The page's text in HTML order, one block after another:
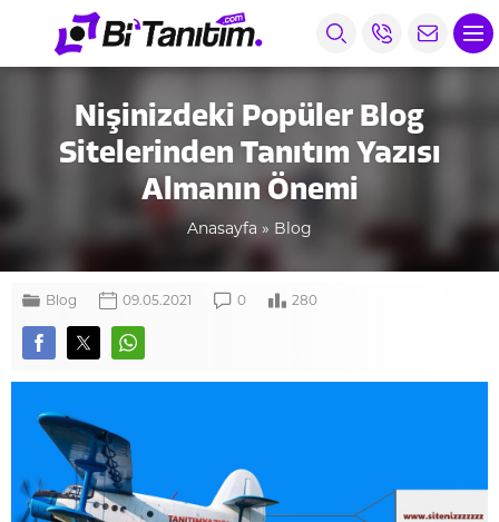
Nişinizdeki Popüler Blog
Sitelerinden Tanıtım Yazısı
Almanın Önemi
Anasayfa » Blog
Blog 09.05.2021 0 280